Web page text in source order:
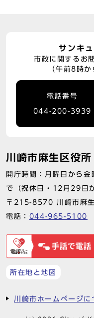
サンキ
市政に関するお
（午前8時
電話番号
044-200-3939
川崎市麻生区役所
開庁時間：月曜日から
で（祝休日・12月29日
〒215-8570 川崎市麻
電話： 044-965-5100
所在地と地図
川崎市ホームページに